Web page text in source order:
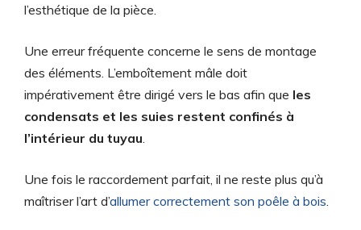
l’esthétique de la pièce.
Une erreur fréquente concerne le sens de montage
des éléments. L’emboîtement mâle doit
impérativement être dirigé vers le bas afin que les
condensats et les suies restent confinés à
l’intérieur du tuyau
Une fois le raccordement parfait, il ne reste plus qu’à
maîtriser l’art d’allumer correctement son poêle à bois